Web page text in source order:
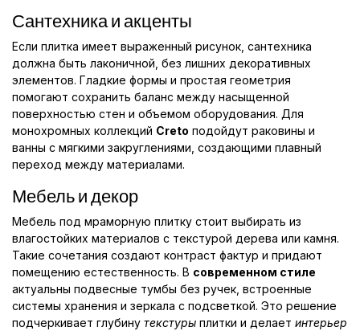
Сантехника и акценты
Если плитка имеет выраженный рисунок, сантехника
должна быть лаконичной, без лишних декоративных
элементов. Гладкие формы и простая геометрия
помогают сохранить баланс между насыщенной
поверхностью стен и объемом оборудования. Для
монохромных коллекций Creto подойдут раковины и
ванны с мягкими закруглениями, создающими плавный
переход между материалами.
Мебель и декор
Мебель под мраморную плитку стоит выбирать из
влагостойких материалов с текстурой дерева или камня.
Такие сочетания создают контраст фактур и придают
помещению естественность. В современном стиле
актуальны подвесные тумбы без ручек, встроенные
системы хранения и зеркала с подсветкой. Это решение
подчеркивает глубину текстуры плитки и делает интерьер